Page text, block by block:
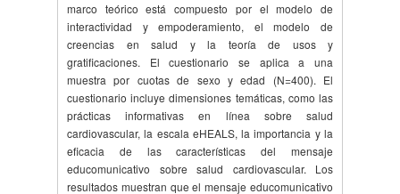
marco teórico está compuesto por el modelo de
interactividad y empoderamiento, el modelo de
creencias en salud y la teoría de usos y
gratificaciones. El cuestionario se aplica a una
muestra por cuotas de sexo y edad (N=400). El
cuestionario incluye dimensiones temáticas, como las
prácticas informativas en línea sobre salud
cardiovascular, la escala eHEALS, la importancia y la
eficacia de las características del mensaje
educomunicativo sobre salud cardiovascular. Los
resultados muestran que el mensaje educomunicativo